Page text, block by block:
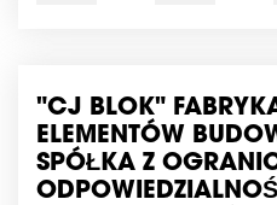
"CJ BLOK"
ELEMENTÓW
SPÓŁKA Z